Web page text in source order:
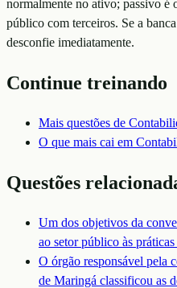
normalmente no ativo; passivo é
público com terceiros. Se a
desconfie imediatamente.
Continue treinando
Mais questões de
O que mais cai em
Questões
Um dos objetivos da
ao setor público às
O órgão responsável pela
de Maringá classificou as